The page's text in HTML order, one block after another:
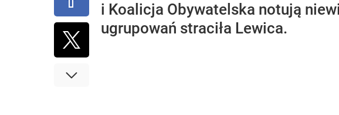
i Koalicja Obywatelska notują
ugrupowań straciła Lewica.